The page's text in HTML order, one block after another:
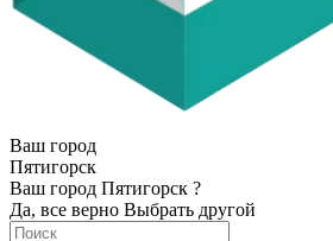
Ваш город
Пятигорск
Ваш город Пятигорск ?
Да, все верно Выбрать другой